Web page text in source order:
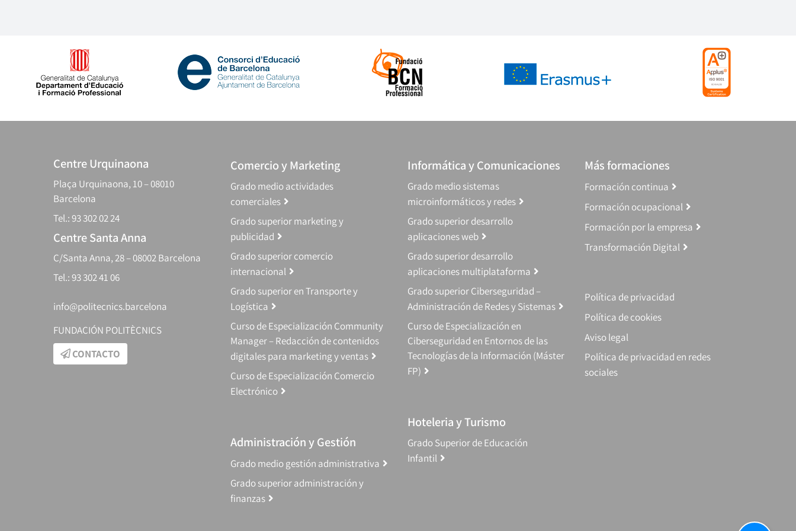
Centre Urquinaona
Plaça Urquinaona, 10 – 08010
Barcelona
Tel.: 93 302 02 24
Centre Santa Anna
C/Santa Anna, 28 – 08002 Barcelona
Tel.: 93 302 41 06
info@politecnics.barcelona
FUNDACIÓN POLITÈCNICS
CONTACTO
Comercio y Marketing
Grado medio actividades
comerciales
Grado superior marketing y
publicidad
Grado superior comercio
internacional
Grado superior en Transporte y
Logística
Curso de Especialización Community
Manager – Redacción de contenidos
digitales para marketing y ventas
Curso de Especialización Comercio
Electrónico
Administración y Gestión
Grado medio gestión administrativa
Grado superior administración y
finanzas
Informática y Comunicaciones
Grado medio sistemas
microinformáticos y redes
Grado superior desarrollo
aplicaciones web
Grado superior desarrollo
aplicaciones multiplataforma
Grado superior Ciberseguridad –
Administración de Redes y Sistemas
Curso de Especialización en
Ciberseguridad en Entornos de las
Tecnologías de la Información (Máster
FP)
Hoteleria y Turismo
Grado Superior de Educación
Infantil
Más formaciones
Formación continua
Formación ocupacional
Formación por la empresa
Transformación Digital
Política de privacidad
Política de cookies
Aviso legal
Política de privacidad en redes
sociales